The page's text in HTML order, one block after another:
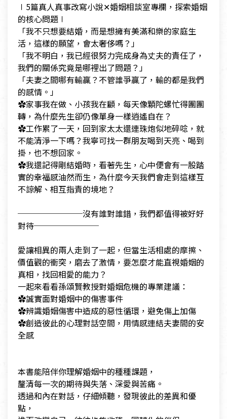
​∣5篇真人真事改寫小說✕婚姻相談室專欄，探索婚姻
的核心問題∣
​「我不只想要結婚，而是想擁有美滿和樂的家庭生
活，這樣的願望，會太奢侈嗎？」
​「我不明白，我已經很努力完成身為丈夫的責任了，
我們的關係究竟是哪裡出了問題？」
​「夫妻之間哪有輸贏？不管誰爭贏了，輸的都是我們
的感情。」
​✿家事我在做、小孩我在顧，每天像顆陀螺忙得團團
轉，為什麼先生卻仍像單身一樣逍遙自在？
​✿工作累了一天，回到家太太還連珠炮似地碎唸，就
不能清淨一下嗎？我寧可找一群朋友喝到天亮、喝到
掛，也不想回家。
​✿我還記得剛結婚時，看著先生，心中便會有一股踏
實的幸福感油然而生，為什麼今天我們會走到這樣互
不諒解、相互指責的境地？
​────────沒有誰對誰錯，我們都值得被好好
對待────────
​愛讓相異的兩人走到了一起，但當生活相處的摩擦、
價值觀的衝突，磨去了激情，要怎麼才能直視婚姻的
真相，找回相愛的能力？
​一起來看看孫頌賢教授對婚姻危機的專業建議：
​✿誠實面對婚姻中的傷害事件
​✿辨識婚姻傷害中造成的惡性循環，避免傷上加傷
​✿創造彼此的心理對話空間，用情感連結夫妻間的安
全感
​本書能陪伴你理解婚姻中的種種課題，
​釐清每一次的期待與失落、深愛與苦痛。
​透過和內在對話，仔細傾聽，發現彼此的差異和優
點，